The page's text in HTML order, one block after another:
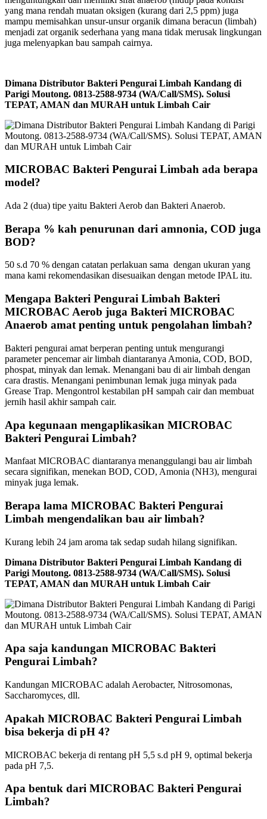
yang mana rendah muatan oksigen (kurang dari 2,5 ppm) juga
mampu memisahkan unsur-unsur organik dimana beracun (limbah)
menjadi zat organik sederhana yang mana tidak merusak lingkungan
juga melenyapkan bau sampah cairnya.
Dimana Distributor Bakteri Pengurai Limbah Kandang di
Parigi Moutong. 0813-2588-9734 (WA/Call/SMS). Solusi
TEPAT, AMAN dan MURAH untuk Limbah Cair
MICROBAC Bakteri Pengurai Limbah ada berapa
model?
Ada 2 (dua) tipe yaitu Bakteri Aerob dan Bakteri Anaerob.
Berapa % kah penurunan dari amnonia, COD juga
BOD?
50 s.d 70 % dengan catatan perlakuan sama dengan ukuran yang
mana kami rekomendasikan disesuaikan dengan metode IPAL itu.
Mengapa Bakteri Pengurai Limbah Bakteri
MICROBAC Aerob juga Bakteri MICROBAC
Anaerob amat penting untuk pengolahan limbah?
Bakteri pengurai amat berperan penting untuk mengurangi
parameter pencemar air limbah diantaranya Amonia, COD, BOD,
phospat, minyak dan lemak. Menangani bau di air limbah dengan
cara drastis. Menangani penimbunan lemak juga minyak pada
Grease Trap. Mengontrol kestabilan pH sampah cair dan membuat
jernih hasil akhir sampah cair.
Apa kegunaan mengaplikasikan MICROBAC
Bakteri Pengurai Limbah?
Manfaat MICROBAC diantaranya menanggulangi bau air limbah
secara signifikan, menekan BOD, COD, Amonia (NH3), mengurai
minyak juga lemak.
Berapa lama MICROBAC Bakteri Pengurai
Limbah mengendalikan bau air limbah?
Kurang lebih 24 jam aroma tak sedap sudah hilang signifikan.
Dimana Distributor Bakteri Pengurai Limbah Kandang di
Parigi Moutong. 0813-2588-9734 (WA/Call/SMS). Solusi
TEPAT, AMAN dan MURAH untuk Limbah Cair
Apa saja kandungan MICROBAC Bakteri
Pengurai Limbah?
Kandungan MICROBAC adalah Aerobacter, Nitrosomonas,
Saccharomyces, dll.
Apakah MICROBAC Bakteri Pengurai Limbah
bisa bekerja di pH 4?
MICROBAC bekerja di rentang pH 5,5 s.d pH 9, optimal bekerja
pada pH 7,5.
Apa bentuk dari MICROBAC Bakteri Pengurai
Limbah?